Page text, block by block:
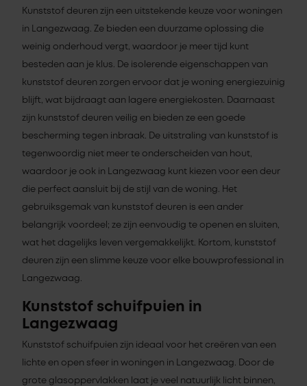
Kunststof deuren zijn een uitstekende keuze voor woningen
in Langezwaag. Ze bieden een duurzame oplossing die
weinig onderhoud vergt, waardoor je meer tijd kunt
besteden aan je klus. De isolerende eigenschappen van
kunststof deuren zorgen ervoor dat je woning energiezuinig
blijft, wat bijdraagt aan lagere energiekosten. Daarnaast
zijn kunststof deuren veilig en bieden ze een goede
bescherming tegen inbraak. De uitstraling van kunststof is
tegenwoordig niet meer te onderscheiden van hout,
waardoor je ook in Langezwaag kunt kiezen voor een deur
die perfect aansluit bij de stijl van de woning. Het
gebruiksgemak van kunststof deuren is een ander
belangrijk voordeel; ze zijn eenvoudig te openen en sluiten,
wat het dagelijks leven vergemakkelijkt. Kortom, kunststof
deuren zijn een slimme keuze voor elke bouwprofessional in
Langezwaag.
Kunststof schuifpuien in
Langezwaag
Kunststof schuifpuien zijn ideaal voor het creëren van een
lichte en open sfeer in woningen in Langezwaag. Door de
grote glasoppervlakken laat je veel natuurlijk licht binnen,